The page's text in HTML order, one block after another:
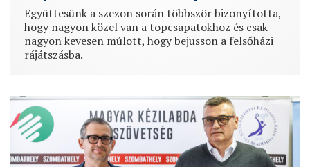
Együttesünk a szezon során többször bizonyította,
hogy nagyon közel van a topcsapatokhoz és csak
nagyon kevesen múlott, hogy bejusson a felsőházi
rájátszásba.